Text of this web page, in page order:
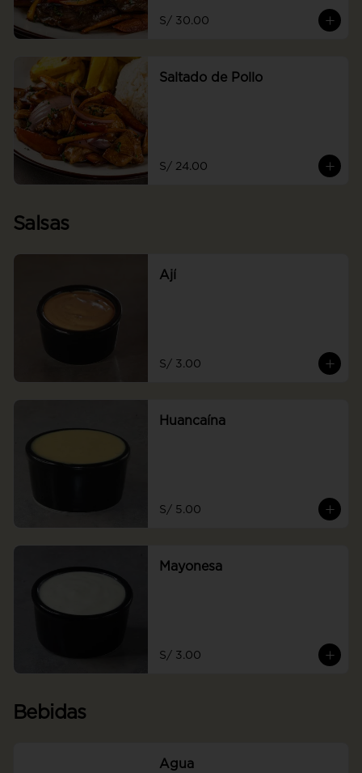
S/ 30.00
Saltado de Pollo
S/ 24.00
Salsas
Ají
S/ 3.00
Huancaína
S/ 5.00
Mayonesa
S/ 3.00
Bebidas
Agua